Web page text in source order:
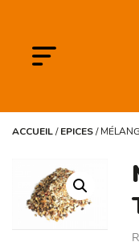
ACCUEIL/EPICES/